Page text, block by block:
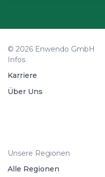
© 2026 Enwendo GmbH
Infos
Karriere
Über Uns
Unsere Regionen
Alle Regionen